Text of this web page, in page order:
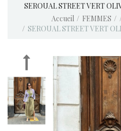
SEROUAL STREET VERT
Accueil
FEMMES
SEROUAL STREET VERT